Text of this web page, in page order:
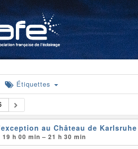
Étiquettes
au Château de Karlsruhe
19 h 00 min – 21 h 30 min